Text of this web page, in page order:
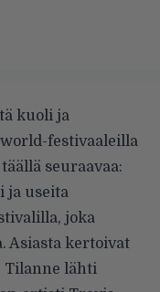
kuoli ja
festivaaleilla
täällä seuraavaa:
ja useita
joka
Asiasta kertoivat
Tilanne lähti